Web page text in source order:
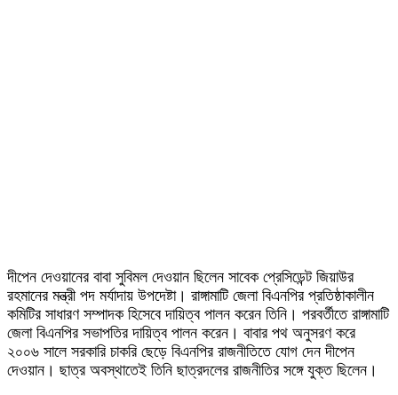
দীপেন দেওয়ানের বাবা সুবিমল দেওয়ান ছিলেন সাবেক প্রেসিডেন্ট জিয়াউর
রহমানের মন্ত্রী পদ মর্যাদায় উপদেষ্টা। রাঙ্গামাটি জেলা বিএনপির প্রতিষ্ঠাকালীন
কমিটির সাধারণ সম্পাদক হিসেবে দায়িত্ব পালন করেন তিনি। পরবর্তীতে রাঙ্গামাটি
জেলা বিএনপির সভাপতির দায়িত্ব পালন করেন। বাবার পথ অনুসরণ করে
২০০৬ সালে সরকারি চাকরি ছেড়ে বিএনপির রাজনীতিতে যোগ দেন দীপেন
দেওয়ান। ছাত্র অবস্থাতেই তিনি ছাত্রদলের রাজনীতির সঙ্গে যুক্ত ছিলেন।